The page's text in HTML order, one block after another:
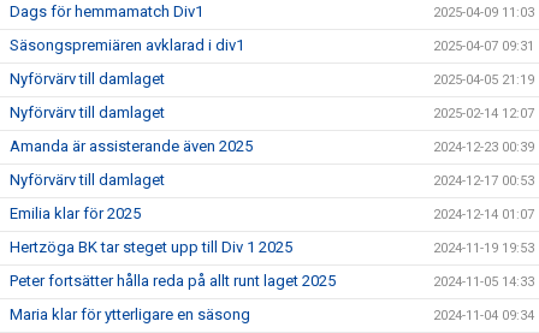
Dags för hemmamatch Div1 2025-04-09 11:03
Säsongspremiären avklarad i div1 2025-04-07 09:31
Nyförvärv till damlaget 2025-04-05 21:19
Nyförvärv till damlaget 2025-02-14 12:07
Amanda är assisterande även 2025 2024-12-23 00:39
Nyförvärv till damlaget 2024-12-17 00:53
Emilia klar för 2025 2024-12-14 01:07
Hertzöga BK tar steget upp till Div 1 2025 2024-11-19 19:53
Peter fortsätter hålla reda på allt runt laget 2025 2024-11-05 14:33
Maria klar för ytterligare en säsong 2024-11-04 09:34